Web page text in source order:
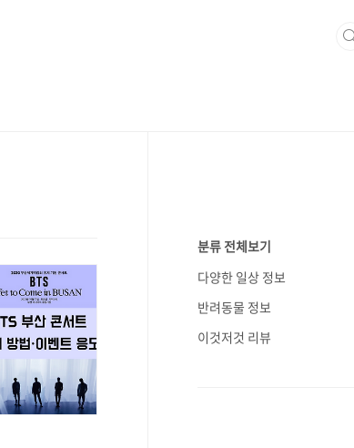
분류 전체보기
다양한 일상 정보
반려동물 정보
이것저것 리뷰